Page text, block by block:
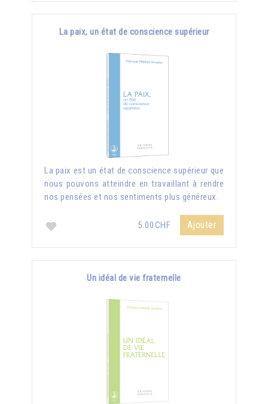
La paix, un état de conscience supérieur
La paix est un état de conscience supérieur que
nous pouvons atteindre en travaillant à rendre
nos pensées et nos sentiments plus généreux.
5.00CHF Ajouter
Un idéal de vie fraternelle